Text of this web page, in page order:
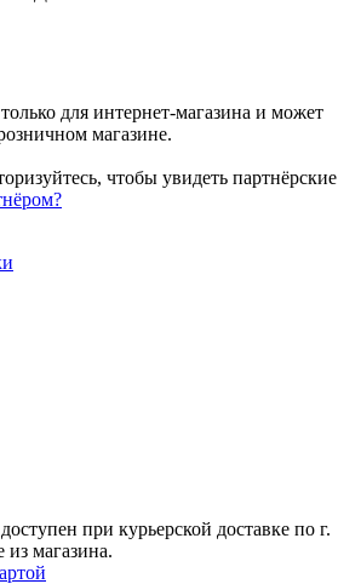
для интернет-магазина и может
магазине.
чтобы увидеть партнёрские
при курьерской доставке по г.
из магазина.